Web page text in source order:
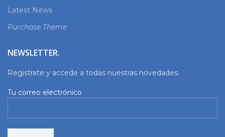
Latest News
Purchase Theme
NEWSLETTER.
Registrate y accede a todas nuestras novedades.
Tu correo electrónico